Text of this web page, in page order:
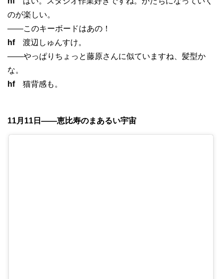
のが楽しい。
——このキーボードはあの！
hf渡辺しゅんすけ。
——やっぱりちょっと藤原さんに似ていますね、髪型か
な。
hf猫背感も。
11月11日——恵比寿のまあるい宇宙